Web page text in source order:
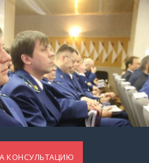
КОНСУЛЬТАЦИЮ